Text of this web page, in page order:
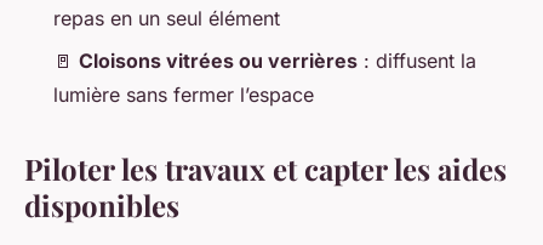
repas en un seul élément
🚪 Cloisons vitrées ou verrières : diffusent la
lumière sans fermer l’espace
Piloter les travaux et capter les aides
disponibles